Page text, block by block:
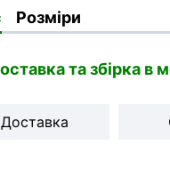
Розміри
та збірка в
Доставка